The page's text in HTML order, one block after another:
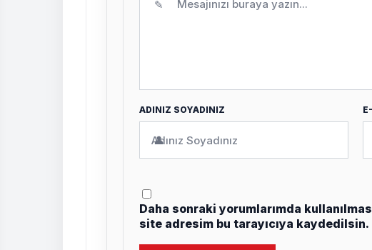
✎
ADINIZ SOYADINIZ
👤
Daha sonraki yorumlarımda
site adresim bu tarayıcıya kaydedilsin.